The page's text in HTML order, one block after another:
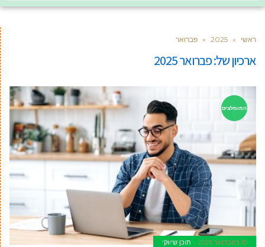
ראשי »
2025
» פברואר
ארכיון של:פברואר 2025
המומלצים
10 בפברואר 2025 תוכן שיווקי